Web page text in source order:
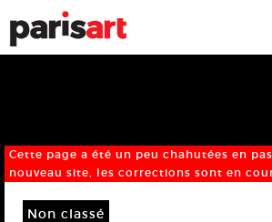
Cette page a été un peu chahutées en
nouveau site, les corrections sont en
Non classé